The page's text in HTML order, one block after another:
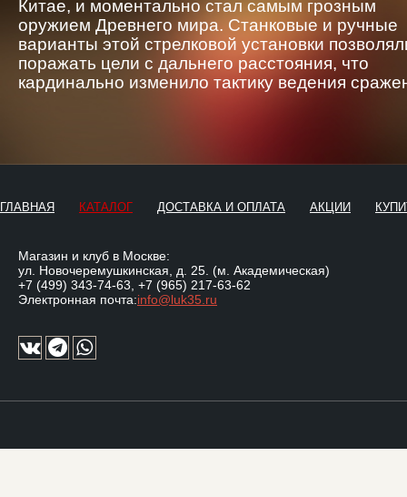
Китае, и моментально стал самым грозным
оружием Древнего мира. Станковые и ручные
варианты этой стрелковой установки
поражать цели с дальнего расстояния, что
кардинально изменило тактику ведения
ГЛАВНАЯ КАТАЛОГ ДОСТАВКА И ОПЛАТА АКЦИИ
Магазин и клуб в Москве:
ул. Новочеремушкинская, д. 25. (м. Академическая)
+7 (499) 343-74-63 +7 (965) 217-63-62
Электронная почта:info@luk35.ru